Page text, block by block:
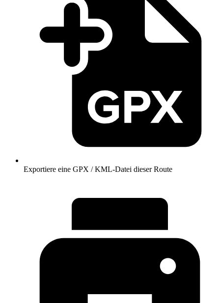
Exportiere eine GPX / KML-Datei dieser Route